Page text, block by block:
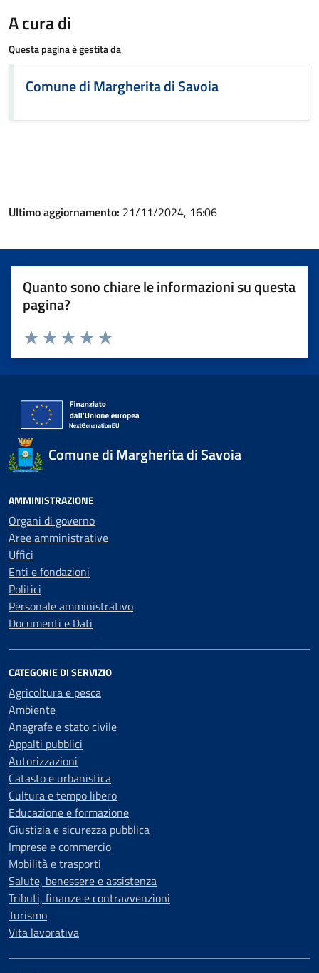
A cura di
Questa pagina è gestita da
Comune di Margherita di Savoia
Ultimo aggiornamento: 21/11/2024, 16:06
Quanto sono chiare le informazioni su questa
pagina?
Valuta 5 stelle su 5
Valuta 4 stelle su 5
Valuta 3 stelle su 5
Valuta 2 stelle su 5
Valuta 1 stelle su 5
Comune di Margherita di Savoia
AMMINISTRAZIONE
Organi di governo
Aree amministrative
Uffici
Enti e fondazioni
Politici
Personale amministrativo
Documenti e Dati
CATEGORIE DI SERVIZIO
Agricoltura e pesca
Ambiente
Anagrafe e stato civile
Appalti pubblici
Autorizzazioni
Catasto e urbanistica
Cultura e tempo libero
Educazione e formazione
Giustizia e sicurezza pubblica
Imprese e commercio
Mobilità e trasporti
Salute, benessere e assistenza
Tributi, finanze e contravvenzioni
Turismo
Vita lavorativa